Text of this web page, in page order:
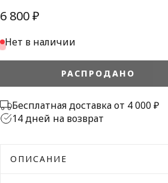
6 800 ₽
Нет в наличии
РАСПРОДАНО
Бесплатная доставка от 4 000 ₽
14 дней на возврат
ОПИСАНИЕ